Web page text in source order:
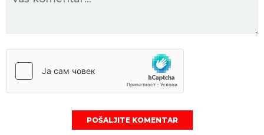
POŠALJITE KOMENTAR